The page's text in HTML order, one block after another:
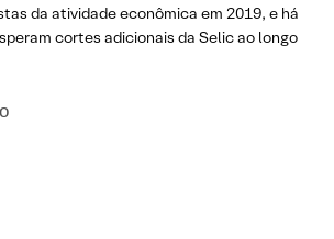
da atividade econômica em 2019, e há
cortes adicionais da Selic ao longo